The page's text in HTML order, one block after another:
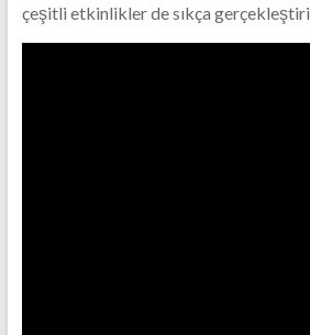
çeşitli etkinlikler de sıkça